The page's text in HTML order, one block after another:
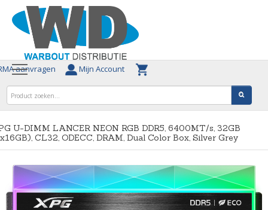
aanvragen Mijn Account
U-DIMM LANCER NEON RGB DDR5, 6400MT/s, 32GB
CL32, ODECC, DRAM, Dual Color Box, Silver Grey